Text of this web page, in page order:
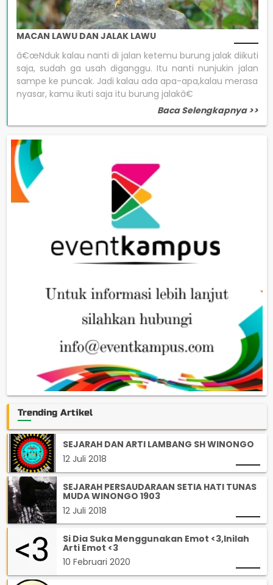
MACAN LAWU DAN JALAK LAWU
â€œNduk kalau nanti di jalan ketemu burung jalak diikuti
saja, sudah ga usah diganggu. Itu nanti nunjukin jalan
sampe ke puncak. Jadi kalau ada apa-apa,kalau merasa
nyasar, kamu ikuti saja itu burung jalakâ€
Baca Selengkapnya >>
Trending Artikel
SEJARAH DAN ARTI LAMBANG SH WINONGO
12 Juli 2018
SEJARAH PERSAUDARAAN SETIA HATI TUNAS
MUDA WINONGO 1903
12 Juli 2018
Si Dia Suka Menggunakan Emot <3,Inilah
Arti Emot <3
10 Februari 2020